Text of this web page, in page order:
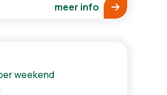
meer info
weekend